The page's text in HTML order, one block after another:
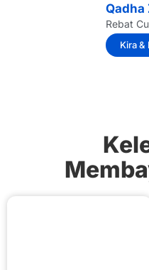
Qadha
Rebat
Kira &